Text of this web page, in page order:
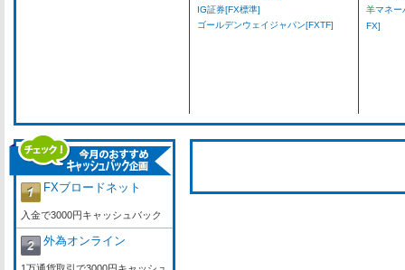
IG証券[FX標準]
ゴールデンウェイジャパン[FXTF]
羊マネー
FX]
FXブロードネット
入金で3000円キャッシュバック
外為オンライン